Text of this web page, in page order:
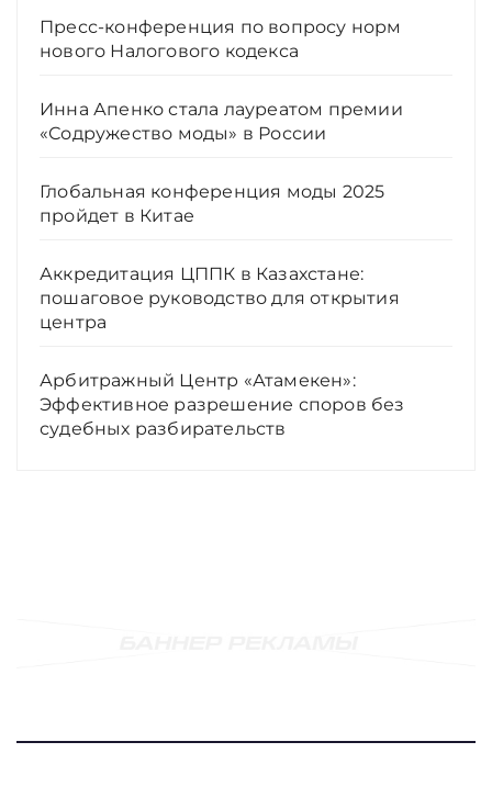
Пресс-конференция по вопросу норм
нового Налогового кодекса
Инна Апенко стала лауреатом премии
«Содружество моды» в России
Глобальная конференция моды 2025
пройдет в Китае
Аккредитация ЦППК в Казахстане:
пошаговое руководство для открытия
центра
Арбитражный Центр «Атамекен»:
Эффективное разрешение споров без
судебных разбирательств